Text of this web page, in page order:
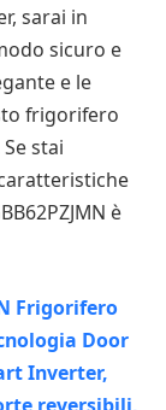
sarai in
sicuro e
e le
frigorifero
stai
è